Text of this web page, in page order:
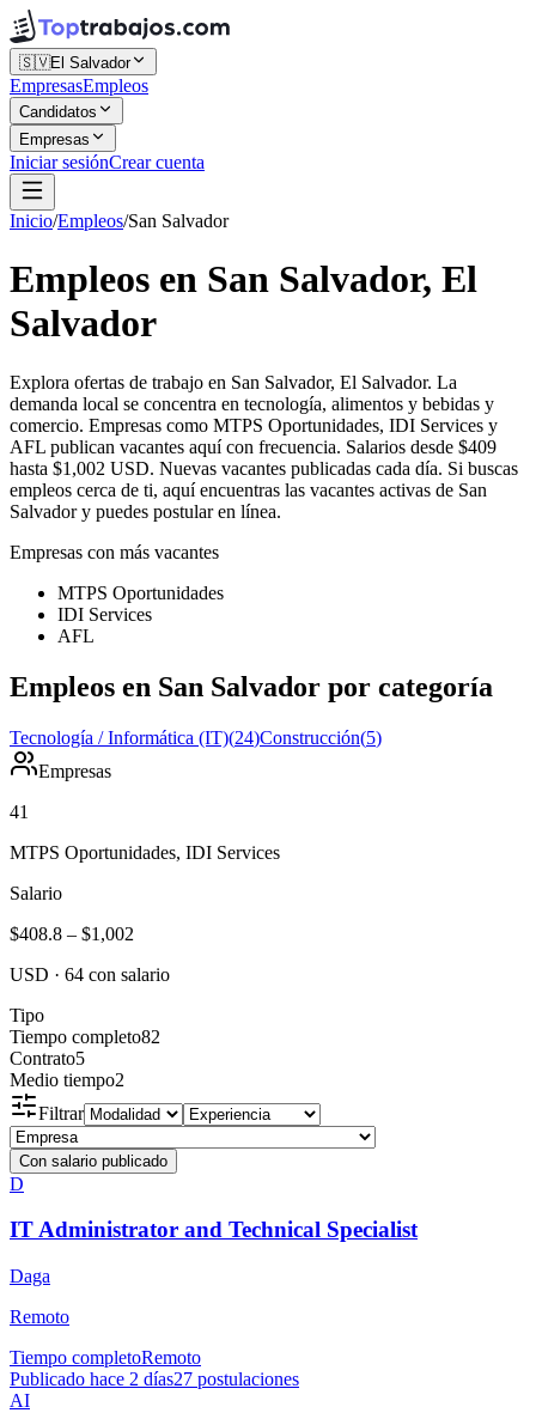
🇸🇻El Salvador
EmpresasEmpleos
Candidatos
Empresas
Iniciar sesiónCrear cuenta
Inicio/Empleos/San Salvador
Empleos en San Salvador, El
Salvador
Explora ofertas de trabajo en San Salvador, El Salvador. La
demanda local se concentra en tecnología, alimentos y bebidas y
comercio. Empresas como MTPS Oportunidades, IDI Services y
AFL publican vacantes aquí con frecuencia. Salarios desde $409
hasta $1,002 USD. Nuevas vacantes publicadas cada día. Si buscas
empleos cerca de ti, aquí encuentras las vacantes activas de San
Salvador y puedes postular en línea.
Empresas con más vacantes
MTPS Oportunidades
IDI Services
AFL
Empleos en San Salvador por categoría
Tecnología / Informática (IT)(24)Construcción(5)
Empresas
41
MTPS Oportunidades, IDI Services
Salario
$408.8 – $1,002
USD · 64 con salario
Tipo
Tiempo completo82
Contrato5
Medio tiempo2
Filtrar
Con salario publicado
D
IT Administrator and Technical Specialist
Daga
Remoto
Tiempo completoRemoto
Publicado hace 2 días27 postulaciones
AI